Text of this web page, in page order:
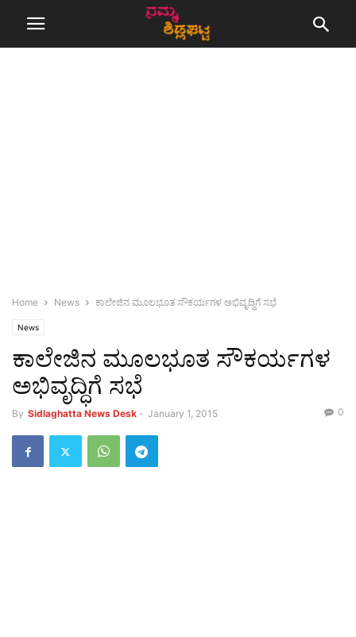
Home News ಕಾಲೇಜಿನ ಮೂಲಭೂತ ಸೌಕರ್ಯಗಳ ಅಭಿವೃದ್ಧಿಗೆ ಸಭೆ
News
ಕಾಲೇಜಿನ ಮೂಲಭೂತ ಸೌಕರ್ಯಗಳ
ಅಭಿವೃದ್ಧಿಗೆ ಸಭೆ
By Sidlaghatta News Desk - January 1, 2015 0